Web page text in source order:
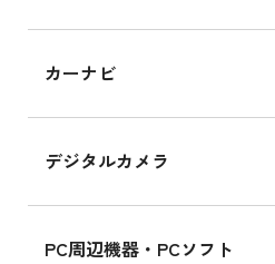
カーナビ
デジタルカメラ
PC周辺機器・PCソフト
MK2K3J/Aの新品買取